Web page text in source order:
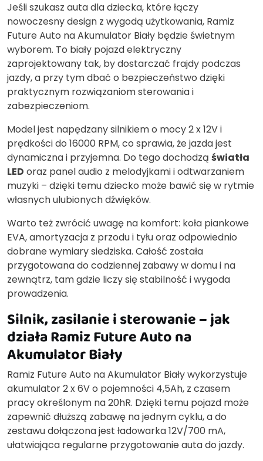
Jeśli szukasz auta dla dziecka, które łączy
nowoczesny design z wygodą użytkowania, Ramiz
Future Auto na Akumulator Biały będzie świetnym
wyborem. To biały pojazd elektryczny
zaprojektowany tak, by dostarczać frajdy podczas
jazdy, a przy tym dbać o bezpieczeństwo dzięki
praktycznym rozwiązaniom sterowania i
zabezpieczeniom.
Model jest napędzany silnikiem o mocy 2 x 12V i
prędkości do 16000 RPM, co sprawia, że jazda jest
dynamiczna i przyjemna. Do tego dochodzą światła
LED oraz panel audio z melodyjkami i odtwarzaniem
muzyki – dzięki temu dziecko może bawić się w rytmie
własnych ulubionych dźwięków.
Warto też zwrócić uwagę na komfort: koła piankowe
EVA, amortyzacja z przodu i tyłu oraz odpowiednio
dobrane wymiary siedziska. Całość została
przygotowana do codziennej zabawy w domu i na
zewnątrz, tam gdzie liczy się stabilność i wygoda
prowadzenia.
Silnik, zasilanie i sterowanie – jak
działa Ramiz Future Auto na
Akumulator Biały
Ramiz Future Auto na Akumulator Biały wykorzystuje
akumulator 2 x 6V o pojemności 4,5Ah, z czasem
pracy określonym na 20hR. Dzięki temu pojazd może
zapewnić dłuższą zabawę na jednym cyklu, a do
zestawu dołączona jest ładowarka 12V/700 mA,
ułatwiająca regularne przygotowanie auta do jazdy.